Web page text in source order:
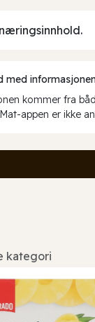
med
kommer fra
appen er ikke
kategori